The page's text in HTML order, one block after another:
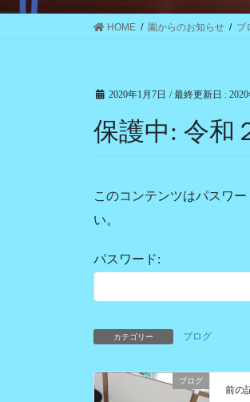
HOME 園からのお知らせ ブ
2020年1月7日 / 最終更新日 :
保護中: 令和
このコンテンツはパスワ
い。
パスワード:
カテゴリー ブログ
ブログ
前の